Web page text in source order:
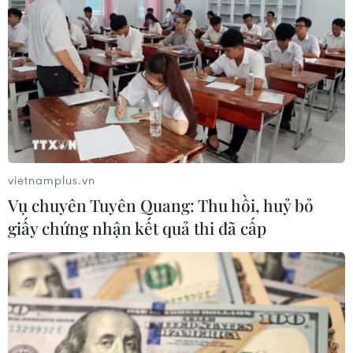
Tạo đột phá từ y tế cơ sở đến phát
triển nguồn nhân lực
02/08/2026 03:25
Báo động cận thị học đường khi
nhiều trẻ giảm thị lực từ rất sớm
Thành phố Hồ Chí Minh phát triển
hệ thống y tế đa tầng, đồng bộ, thống
nhất
01/08/2026 09:14
vietnamplus.vn
Vụ chuyên Tuyên Quang: Thu hồi, huỷ bỏ
giấy chứng nhận kết quả thi đã cấp